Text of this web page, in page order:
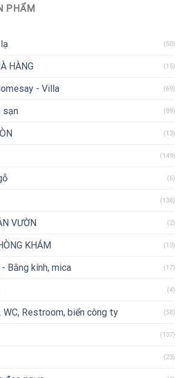
PHẨM
(50)
HÀNG (15)
- Villa (69)
sạn (89)
(13)
(149)
(6)
(138)
VƯỜN (2)
KHÁM (13)
Bằng kính, mica (17)
(4)
WC, Restroom, biển công ty (58)
(137)
(23)